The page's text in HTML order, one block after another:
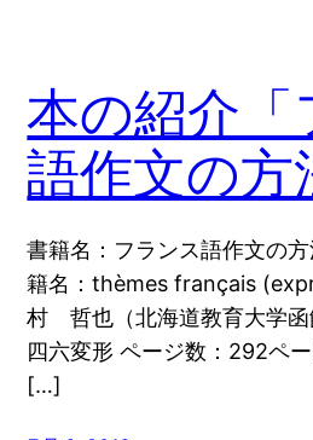
本の紹介「
語作文の方
書籍名：フランス語作文の
籍名：thèmes français
村 哲也（北海道教育大学函
四六変形 ページ数：292ペ
[…]